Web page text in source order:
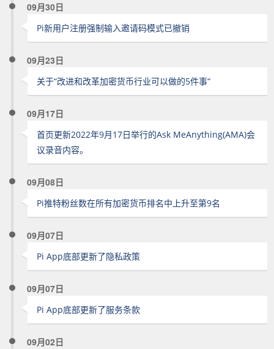
09月30日
Pi新用户注册强制输入邀请码模式已撤销
09月23日
关于“改进和改革加密货币行业可以做的5件事“
09月17日
首页更新2022年9月17日举行的Ask MeAnything(AMA)会
议录音内容。
09月08日
Pi推特粉丝数在所有加密货币排名中上升至第9名
09月07日
Pi App底部更新了隐私政策
09月07日
Pi App底部更新了服务条款
09月02日